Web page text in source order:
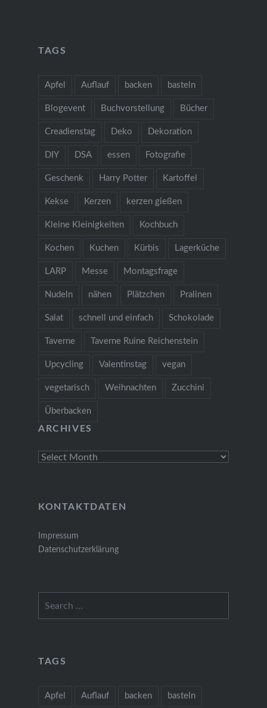
TAGS
Apfel Auflauf backen basteln
Blogevent Buchvorstellung Bücher
Creadienstag Deko Dekoration
DIY DSA essen Fotografie
Geschenk Harry Potter Kartoffel
Kekse Kerzen kerzen gießen
Kleine Kleinigkeiten Kochbuch
Kochen Kuchen Kürbis Lagerküche
LARP Messe Montagsfrage
Nudeln nähen Plätzchen Pralinen
Salat schnell und einfach Schokolade
Taverne Taverne Ruine Reichenstein
Upcycling Valentinstag vegan
vegetarisch Weihnachten Zucchini
Überbacken
ARCHIVES
Archives
KONTAKTDATEN
Impressum
Datenschutzerklärung
for:
TAGS
Apfel Auflauf backen basteln